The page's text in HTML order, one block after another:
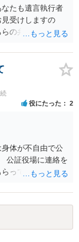
がよいでしょ
場合、遺言があ
様の署名押印が
すべき場合もあ
資産評価証明
した方がよいと思
たも遺言執行者
受けしますの
の弁護士」（元
役にたった 2
体が不自由で公
公証役場に連絡を
って公正証書を
変更しておいた方
細が不明であり何
思いますので、
うに思います。